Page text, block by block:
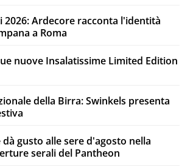
2026: Ardecore racconta l'identità
a Roma
nuove Insalatissime Limited Edition
della Birra: Swinkels presenta
dà gusto alle sere d'agosto nella
serali del Pantheon